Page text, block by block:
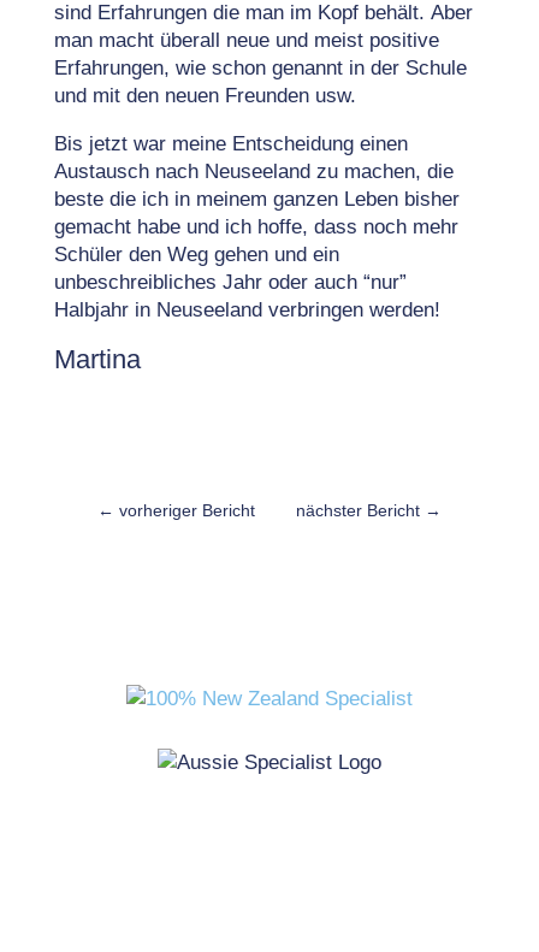
sind Erfahrungen die man im Kopf behält. Aber
man macht überall neue und meist positive
Erfahrungen, wie schon genannt in der Schule
und mit den neuen Freunden usw.
Bis jetzt war meine Entscheidung einen
Austausch nach Neuseeland zu machen, die
beste die ich in meinem ganzen Leben bisher
gemacht habe und ich hoffe, dass noch mehr
Schüler den Weg gehen und ein
unbeschreibliches Jahr oder auch “nur”
Halbjahr in Neuseeland verbringen werden!
Martina
← vorheriger Bericht nächster Bericht →